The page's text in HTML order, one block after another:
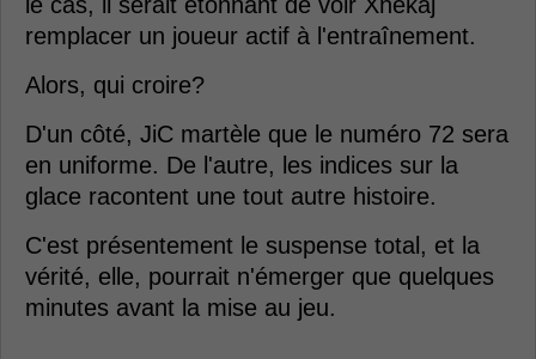
remplacer un joueur actif à l'entraînement.
Alors, qui croire?
D'un côté, JiC martèle que le numéro 72 sera
en uniforme. De l'autre, les indices sur la
glace racontent une tout autre histoire.
C'est présentement le suspense total, et la
vérité, elle, pourrait n'émerger que quelques
minutes avant la mise au jeu.